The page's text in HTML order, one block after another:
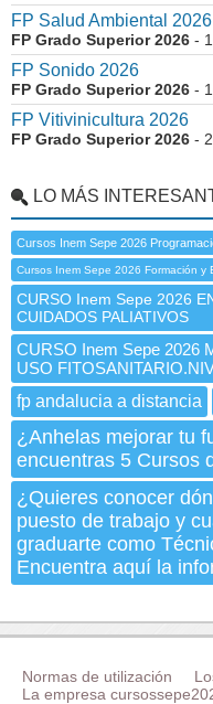
FP Salud Ambiental 2026
FP Grado Superior 2026 -
FP Sonido 2026
FP Grado Superior 2026 -
FP Vitivinicultura 2026
FP Grado Superior 2026 -
LO MÁS
Cursos Inem Sepe 2026
Cursos Inem Sepe 2026 Formación y
CURSO Inem Sepe 2026
CUIDADOS PALIATIVOS
CURSO Inem Sepe 2026
USO
fp andalucia a distancia
¿Anhelas mejorar tu
encuentras 5 Cursos
¿Quieres conocer
puesto de trabajo y
graduarte como
Encuentra aquí la
Normas de utilización
La empresa